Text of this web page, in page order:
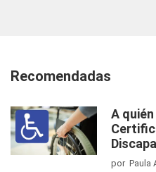
Recomendadas
A
por Paula